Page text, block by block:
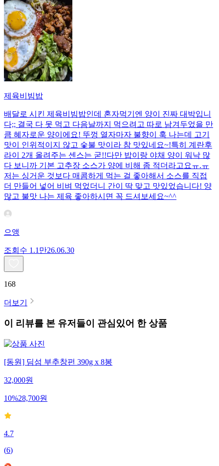
제육비빔밥
배달로 시킨 제육비빔밥인데 혼자먹기엔 양이 진짜 대박입니
다;; 결국 다 못 먹고 다음날까지 먹으려고 따로 남겨두었을 만
큼 혜자로운 양이에요! 뚜껑 열자마자 불향이 훅 나는데 고기
맛이 인위적이지 않고 숯불 맛이라 참 맛있네요~!특히 계란후
라이 2개 올려주는 센스는 굳!! ​다만 밥이랑 야채 양이 워낙 많
다 보니까 기본 고추장 소스가 양에 비해 좀 적더라고요ㅠ.ㅠ
저는 싱거운 것보다 매콤하게 먹는 걸 좋아해서 소스를 직접
더 만들어 넣어 비벼 먹었더니 간이 딱 맞고 맛있었습니다! 양
많고 불맛 나는 제육 좋아하시면 꼭 드셔보세요~^^
으앵
조회수 1.1만26.06.30
168
더보기
이 리뷰를 본 유저들이 관심있어 한 상품
[동원] 딤섬 부추창펀 390g x 8봉
32,000원
10%28,700원
4.7
(6)